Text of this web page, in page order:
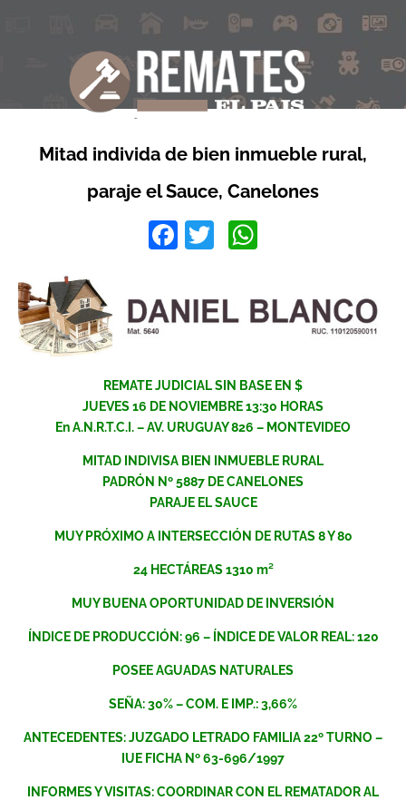
Mitad individa de bien inmueble rural,
paraje el Sauce, Canelones
Facebook
Twitter
REMATE JUDICIAL SIN BASE EN $
JUEVES 16 DE NOVIEMBRE 13:30 HORAS
En A.N.R.T.C.I. – AV. URUGUAY 826 – MONTEVIDEO
MITAD INDIVISA BIEN INMUEBLE RURAL
PADRÓN Nº 5887 DE CANELONES
PARAJE EL SAUCE
MUY PRÓXIMO A INTERSECCIÓN DE RUTAS 8 Y 80
24 HECTÁREAS 1310 m²
MUY BUENA OPORTUNIDAD DE INVERSIÓN
ÍNDICE DE PRODUCCIÓN: 96 – ÍNDICE DE VALOR REAL: 120
POSEE AGUADAS NATURALES
SEÑA: 30% – COM. E IMP.: 3,66%
ANTECEDENTES: JUZGADO LETRADO FAMILIA 22º TURNO –
IUE FICHA Nº 63-696/1997
INFORMES Y VISITAS: COORDINAR CON EL REMATADOR AL